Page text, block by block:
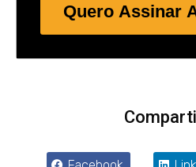
Quero Assinar